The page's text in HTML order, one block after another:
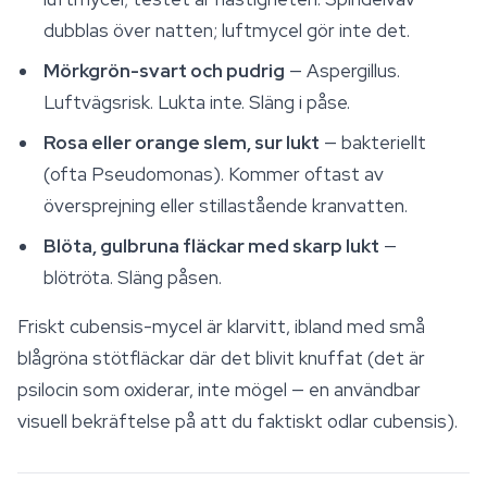
dubblas över natten; luftmycel gör inte det.
Mörkgrön-svart och pudrig — Aspergillus.
Luftvägsrisk. Lukta inte. Släng i påse.
Rosa eller orange slem, sur lukt — bakteriellt
(ofta Pseudomonas). Kommer oftast av
översprejning eller stillastående kranvatten.
Blöta, gulbruna fläckar med skarp lukt —
blötröta. Släng påsen.
Friskt cubensis-mycel är klarvitt, ibland med små
blågröna stötfläckar där det blivit knuffat (det är
psilocin som oxiderar, inte mögel — en användbar
visuell bekräftelse på att du faktiskt odlar cubensis).